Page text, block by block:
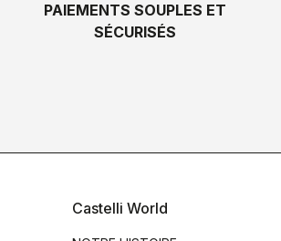
PAIEMENTS SOUPLES ET
SÉCURISÉS
Castelli World